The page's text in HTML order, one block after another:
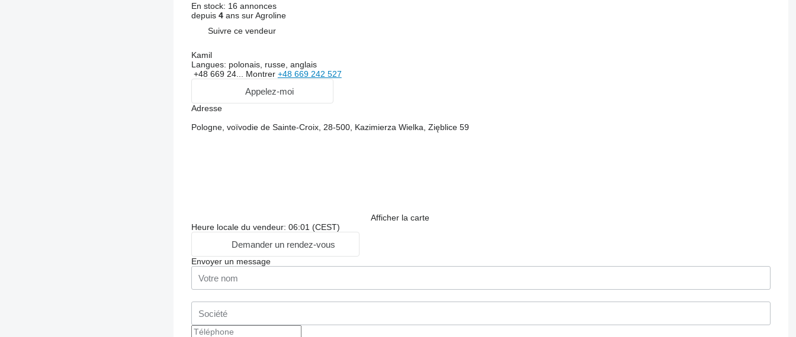
En stock: 16 annonces
depuis 4ans sur Agroline
Suivre ce vendeur
Kamil
Langues: polonais, russe, anglais
+48 669 24... Montrer +48 669 242 527
Appelez-moi
Adresse
Pologne, voïvodie de Sainte-Croix, 28-500, Kazimierza Wielka, Zięblice 59
Afficher la carte
Heure locale du vendeur: 06:01 (CEST)
Demander un rendez-vous
Envoyer un message